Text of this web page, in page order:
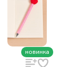
новинка